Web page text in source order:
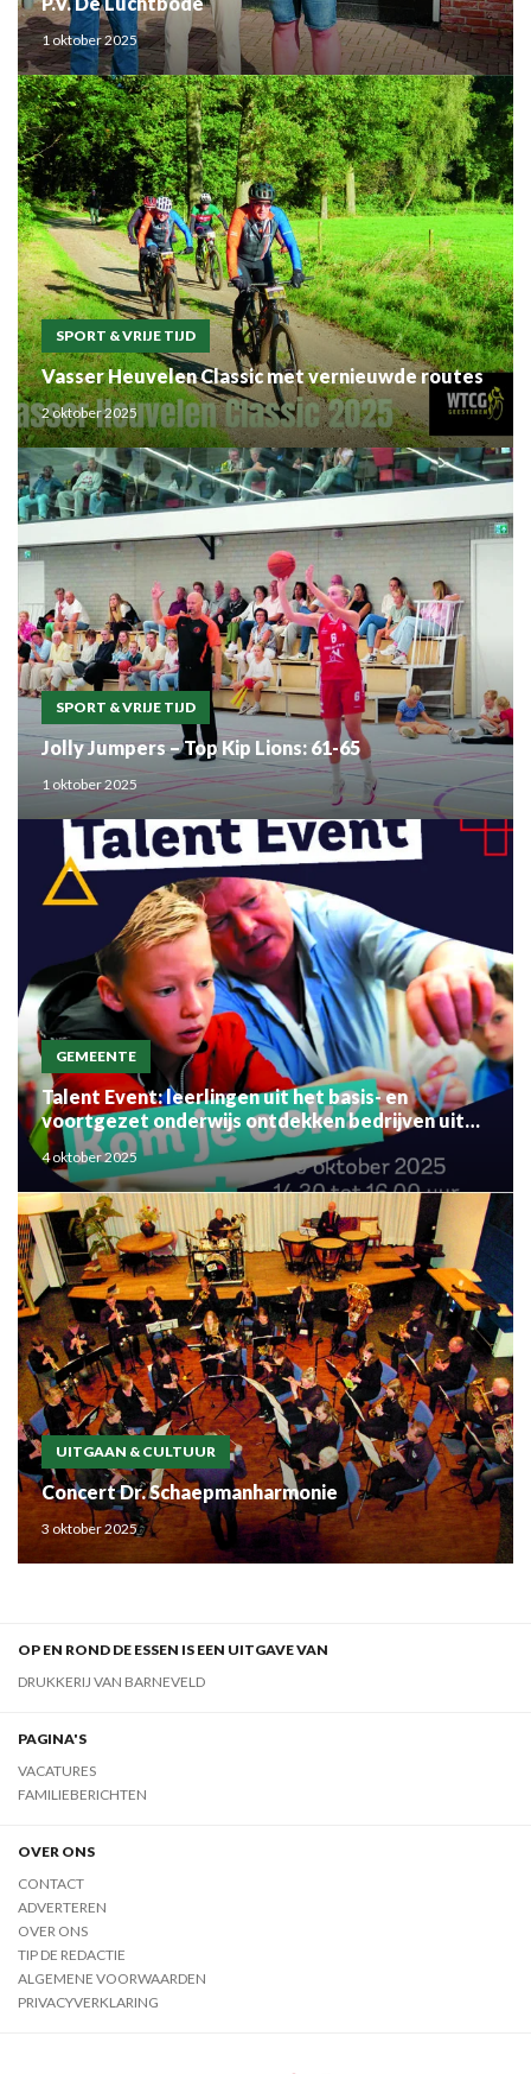
1 oktober 2025
SPORT & VRIJE TIJD
Vasser Heuvelen Classic met vernieuwde routes
2 oktober 2025
SPORT & VRIJE TIJD
Jolly Jumpers – Top Kip Lions: 61-65
1 oktober 2025
GEMEENTE
Talent Event: leerlingen uit het basis- en
voortgezet onderwijs ontdekken bedrijven uit
de regio
4 oktober 2025
UITGAAN & CULTUUR
Concert Dr. Schaepmanharmonie
3 oktober 2025
OP EN ROND DE ESSEN IS EEN UITGAVE VAN
DRUKKERIJ VAN BARNEVELD
PAGINA'S
VACATURES
FAMILIEBERICHTEN
OVER ONS
CONTACT
ADVERTEREN
OVER ONS
TIP DE REDACTIE
ALGEMENE VOORWAARDEN
PRIVACYVERKLARING